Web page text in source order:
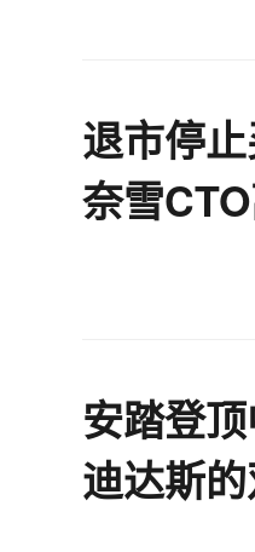
退市停
奈雪
安踏登
迪达斯